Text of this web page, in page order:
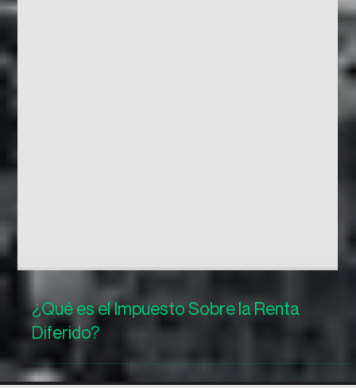
¿Qué es el Impuesto Sobre la Renta